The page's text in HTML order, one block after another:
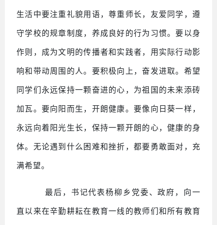
生活中要注重礼貌用语，尊重师长，友爱同学，遵
守学校的规章制度，养成良好的行为习惯。要以身
作则，成为文明的传播者和实践者，用实际行动影
响和带动周围的人。要积极向上，奋发进取。希望
同学们永远保持一颗奋进的心，为祖国的未来添砖
加瓦。要向阳而生，开朗健康。要像向日葵一样，
永远向着阳光生长，保持一颗开朗的心，健康的身
体。无论遇到什么困难和挫折，都要勇敢面对，充
满希望。
最后，书记代表杨柳乡党委、政府，向一
直以来在辛勤耕耘在教育一线的教师们和所有教育